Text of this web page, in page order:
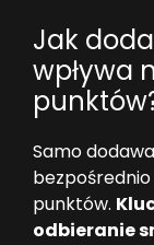
Jak
wpływa
Samo
bezpośrednio
punktów.
odbieranie